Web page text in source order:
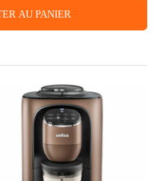
AU PANIER